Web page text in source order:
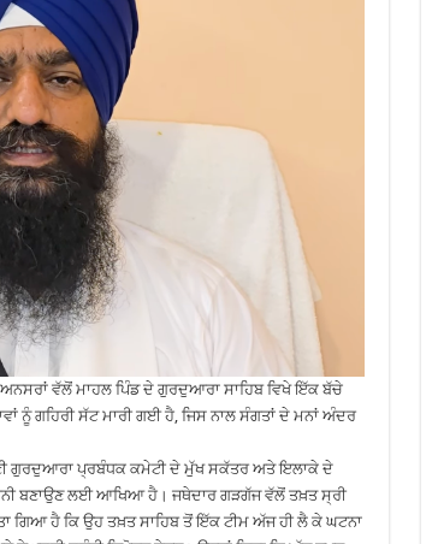
ਵੱਲੋਂ ਮਾਹਲ ਪਿੰਡ ਦੇ ਗੁਰਦੁਆਰਾ ਸਾਹਿਬ ਵਿਖੇ ਇੱਕ ਬੱਚੇ
ਨੂੰ ਗਹਿਰੀ ਸੱਟ ਮਾਰੀ ਗਈ ਹੈ, ਜਿਸ ਨਾਲ ਸੰਗਤਾਂ ਦੇ ਮਨਾਂ ਅੰਦਰ
ਗੁਰਦੁਆਰਾ ਪ੍ਰਬੰਧਕ ਕਮੇਟੀ ਦੇ ਮੁੱਖ ਸਕੱਤਰ ਅਤੇ ਇਲਾਕੇ ਦੇ
ਬਣਾਉਣ ਲਈ ਆਖਿਆ ਹੈ। ਜਥੇਦਾਰ ਗੜਗੱਜ ਵੱਲੋਂ ਤਖ਼ਤ ਸ੍ਰੀ
ਗਿਆ ਹੈ ਕਿ ਉਹ ਤਖ਼ਤ ਸਾਹਿਬ ਤੋਂ ਇੱਕ ਟੀਮ ਅੱਜ ਹੀ ਲੈ ਕੇ ਘਟਨਾ